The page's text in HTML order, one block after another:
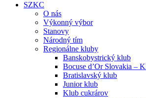
SZKC
O nás
Výkonný výbor
Stanovy
Národný tím
Regionálne kluby
Banskobystrický klub
Bocuse d’Or Slovakia –
Bratislavský klub
Junior klub
Klub cukrárov